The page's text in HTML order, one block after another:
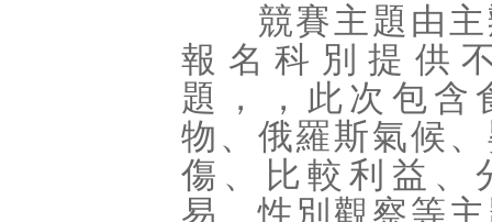
競賽主題由主
報名科別提供
題，，此次包含
物、俄羅斯氣候
傷、比較利益、
易、性別觀察等